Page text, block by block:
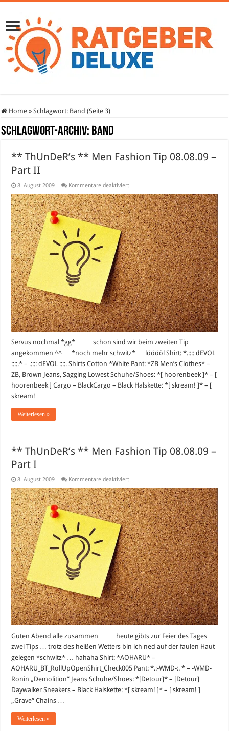
Home » Schlagwort: Band (Seite 3)
Schlagwort-Archiv: Band
** ThUnDeR’s ** Men Fashion Tip 08.08.09 –
Part II
8. August 2009 Kommentare deaktiviertfür
ThUnDeR’s
**
Men
Fashion
Tip
08.08.09
–
Part
II
Servus nochmal *gg* … … schon sind wir beim zweiten Tip
angekommen ^^ … *noch mehr schwitz* … lööööl Shirt: *.:::: dEVOL
::::.* – .:::: dEVOL ::::. Shirts Cotton *White Pant: *ZB Men’s Clothes* –
ZB, Brown Jeans, Sagging Lowest Schuhe/Shoes: *[ hoorenbeek ]* – [
hoorenbeek ] Cargo – BlackCargo – Black Halskette: *[ skream! ]* – [
skream! …
Weiterlesen »
** ThUnDeR’s ** Men Fashion Tip 08.08.09 –
Part I
8. August 2009 Kommentare deaktiviertfür
ThUnDeR’s
**
Men
Fashion
Tip
08.08.09
–
Part
I
Guten Abend alle zusammen … … heute gibts zur Feier des Tages
zwei Tips … trotz des heißen Wetters bin ich ned auf der faulen Haut
gelegen *schwitz* … hahaha Shirt: *AOHARU* –
AOHARU_BT_RollUpOpenShirt_Check005 Pant: *.:-WMD-:. * – -WMD-
Ronin „Demolition“ Jeans Schuhe/Shoes: *[Detour]* – [Detour]
Daywalker Sneakers – Black Halskette: *[ skream! ]* – [ skream! ]
„Grave“ Chains …
Weiterlesen »